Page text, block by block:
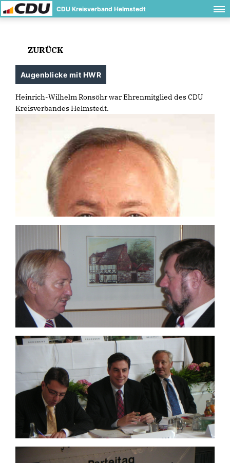
CDU Kreisverband Helmstedt
ZURÜCK
Augenblicke mit HWR
Heinrich-Wilhelm Ronsöhr war Ehrenmitglied des CDU
Kreisverbandes Helmstedt.